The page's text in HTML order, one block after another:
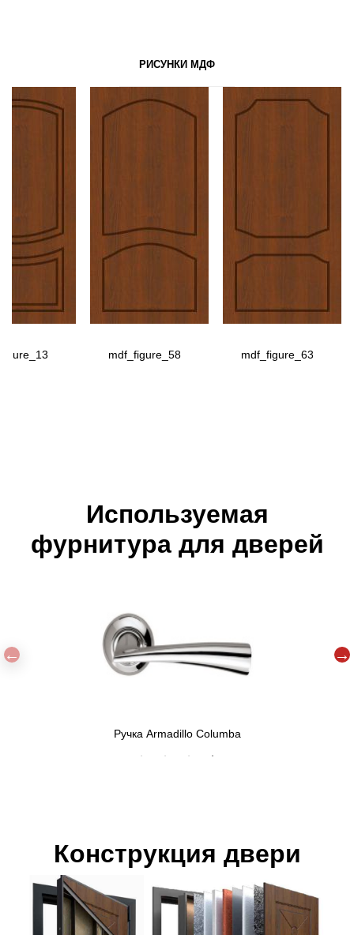
РИСУНКИ МДФ
mdf_figure_58 mdf_figure_63
Используемая
фурнитура для дверей
Верхний замок
Конструкция двери